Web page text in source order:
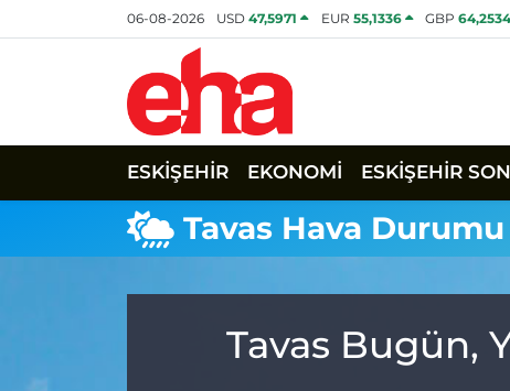
06-08-2026 USD47,5971 EUR 55,1336 GBP64,2534
ESKİŞEHİR EKONOMİ ESKİŞEHİR
Tavas Hava Durumu
Tavas Bugün,